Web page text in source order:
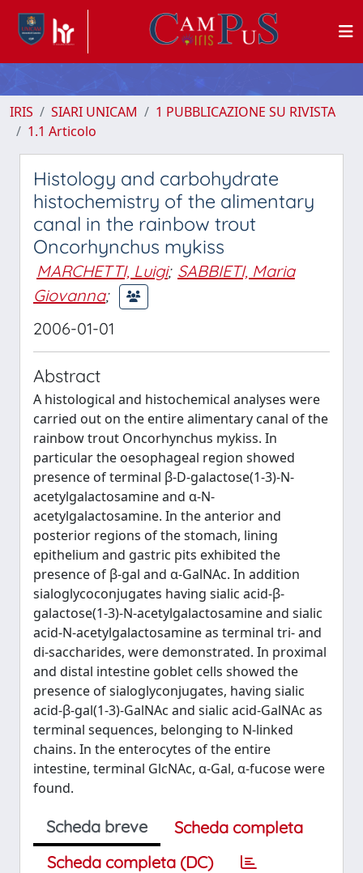
IRIS SIARI UNICAM
1 PUBBLICAZIONE SU RIVISTA
1.1 Articolo
Histology and carbohydrate
histochemistry of the alimentary
canal in the rainbow trout
Oncorhynchus mykiss
MARCHETTI, Luigi; SABBIETI, Maria
Giovanna;
2006-01-01
Abstract
A histological and histochemical analyses were
carried out on the entire alimentary canal of the
rainbow trout Oncorhynchus mykiss. In
particular the oesophageal region showed
presence of terminal β-D-galactose(1-3)-N-
acetylgalactosamine and α-N-
acetylgalactosamine. In the anterior and
posterior regions of the stomach, lining
epithelium and gastric pits exhibited the
presence of β-gal and α-GalNAc. In addition
sialoglycoconjugates having sialic acid-β-
galactose(1-3)-N-acetylgalactosamine and sialic
acid-N-acetylgalactosamine as terminal tri- and
di-saccharides, were demonstrated. In proximal
and distal intestine goblet cells showed the
presence of sialoglyconjugates, having sialic
acid-β-gal(1-3)-GalNAc and sialic acid-GalNAc as
terminal sequences, belonging to N-linked
chains. In the enterocytes of the entire
intestine, terminal GlcNAc, α-Gal, α-fucose were
found.
Scheda breve
Scheda completa
Scheda completa (DC)